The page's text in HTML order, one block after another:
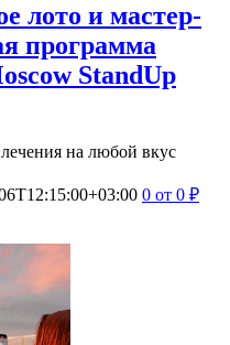
лото и мастер-
программа
StandUp
на любой вкус
0 от 0 ₽